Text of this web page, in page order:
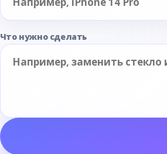
Что нужно сделать